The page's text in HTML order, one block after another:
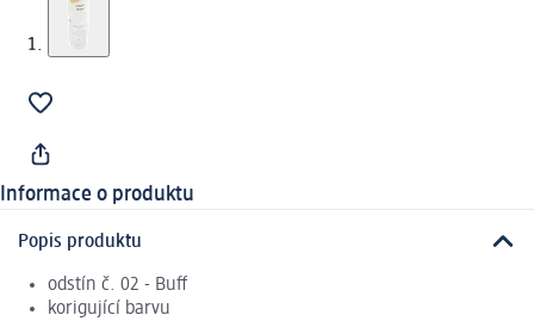
Informace o produktu
Popis produktu
odstín č. 02 - Buff
korigující barvu